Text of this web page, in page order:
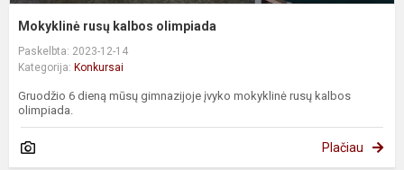
Mokyklinė rusų kalbos olimpiada
Paskelbta: 2023-12-14
Kategorija: Konkursai
Gruodžio 6 dieną mūsų gimnazijoje įvyko mokyklinė rusų kalbos
olimpiada.
Plačiau